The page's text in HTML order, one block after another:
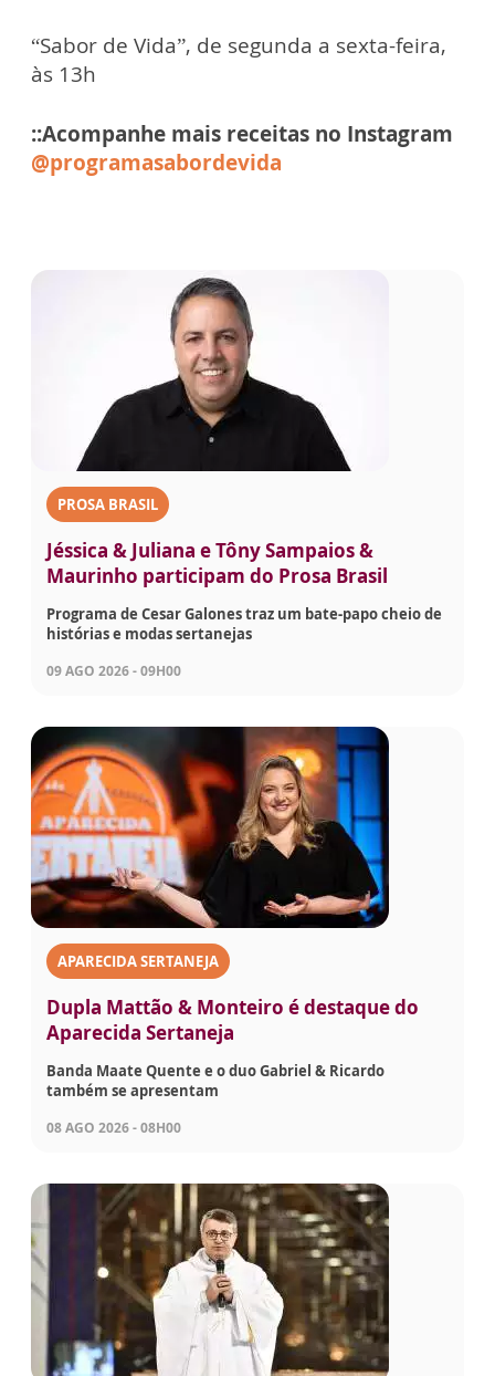
“Sabor de Vida”, de segunda a sexta-feira,
às 13h
::Acompanhe mais receitas no Instagram
@programasabordevida
PROSA BRASIL
Jéssica & Juliana e Tôny Sampaios &
Maurinho participam do Prosa Brasil
Programa de Cesar Galones traz um bate-papo cheio de
histórias e modas sertanejas
09 AGO 2026 - 09H00
APARECIDA SERTANEJA
Dupla Mattão & Monteiro é destaque do
Aparecida Sertaneja
Banda Maate Quente e o duo Gabriel & Ricardo
também se apresentam
08 AGO 2026 - 08H00